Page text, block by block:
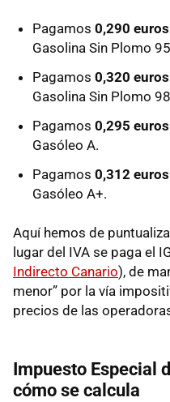
Pagamos 0,290
Gasolina Sin Plomo
Pagamos 0,320
Gasolina Sin Plomo
Pagamos 0,295
Gasóleo A.
Pagamos 0,312
Gasóleo A+.
Aquí hemos de
lugar del IVA se paga el
Indirecto Canario), de
menor” por la vía
precios de las
Impuesto Especial
cómo se calcula